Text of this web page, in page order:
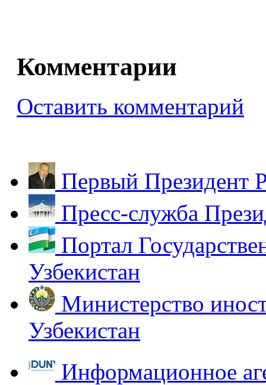
Комментарии
Оставить комментарий
Первый Президент
Пресс-служба
Портал
Узбекистан
Министерство
Узбекистан
Информационное